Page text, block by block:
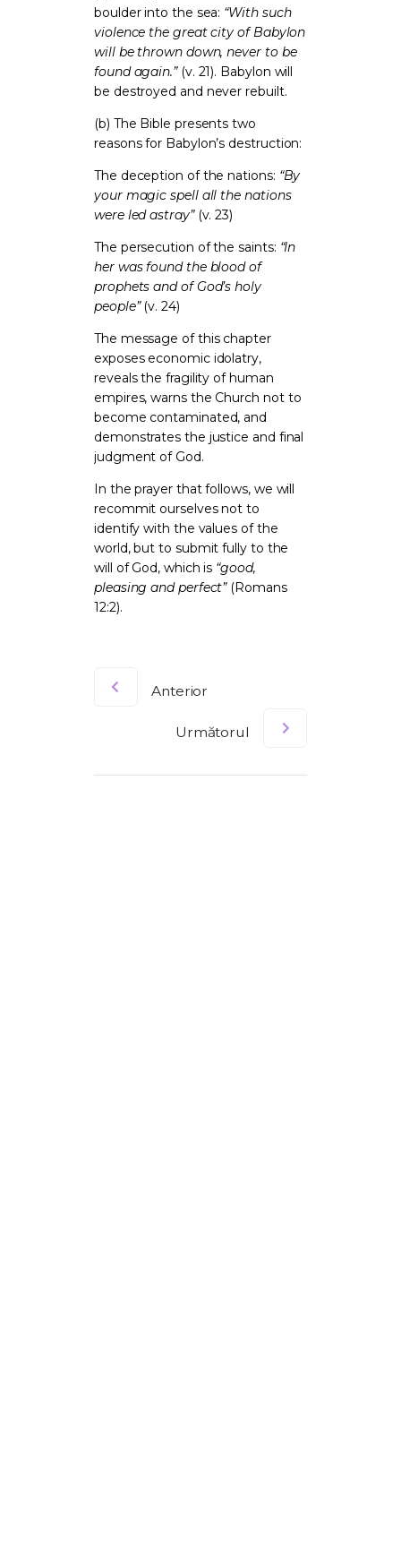
boulder into the sea: “With such
violence the great city of Babylon
will be thrown down, never to be
found again.”(v. 21). Babylon will
be destroyed and never rebuilt.
(b) The Bible presents two
reasons for Babylon’s destruction:
The deception of the nations: “By
your magic spell all the nations
were led astray”(v. 23)
The persecution of the saints: “In
her was found the blood of
prophets and of God’s holy
people”(v. 24)
The message of this chapter
exposes economic idolatry,
reveals the fragility of human
empires, warns the Church not to
become contaminated, and
demonstrates the justice and final
judgment of God.
In the prayer that follows, we will
recommit ourselves not to
identify with the values of the
world, but to submit fully to the
will of God, which is “good,
pleasing and perfect”(Romans
12:2).
Anterior
Următorul